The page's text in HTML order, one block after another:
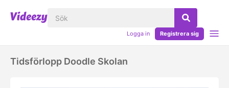
Logga in Registrera sig
Tidsförlopp Doodle Skolan